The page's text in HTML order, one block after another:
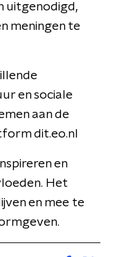
uitgenodigd,
meningen te
en sociale
aan de
dit.eo.nl
en
Het
en mee te